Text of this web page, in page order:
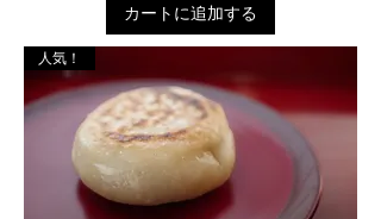
カートに追加する
人気！